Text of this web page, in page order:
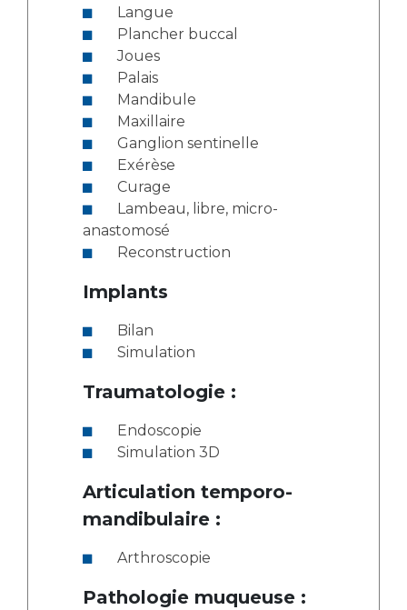
Langue
Plancher buccal
Joues
Palais
Mandibule
Maxillaire
Ganglion sentinelle
Exérèse
Curage
anastomosé
Reconstruction
Implants
Bilan
Simulation
Traumatologie :
Endoscopie
Simulation 3D
Articulation temporo-
mandibulaire :
Arthroscopie
Pathologie muqueuse :